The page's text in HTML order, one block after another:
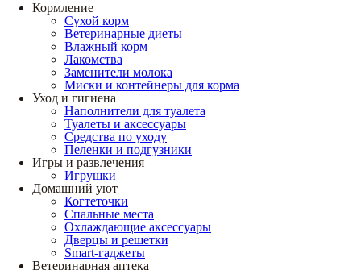
Кормление
Сухой корм
Ветеринарные диеты
Влажный корм
Лакомства
Заменители молока
Миски и контейнеры для корма
Уход и гигиена
Наполнители для туалета
Туалеты и аксессуары
Средства по уходу
Пеленки и подгузники
Игры и развлечения
Игрушки
Домашний уют
Когтеточки
Спальные места
Охлаждающие аксессуары
Дверцы и решетки
Smart-гаджеты
Ветеринарная аптека